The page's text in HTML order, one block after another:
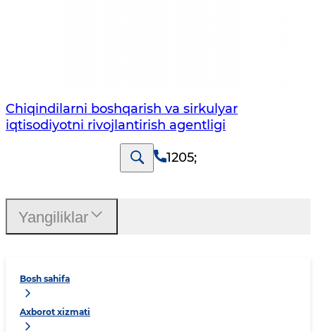
Chiqindilarni boshqarish va sirkulyar
iqtisodiyotni rivojlantirish agentligi
1205;
Bosh sahifa
Axborot xizmati
Yangiliklar